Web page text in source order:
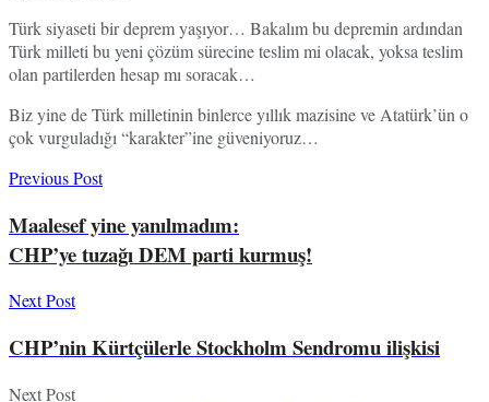
Türk siyaseti bir deprem yaşıyor… Bakalım bu depremin ardından
Türk milleti bu yeni çözüm sürecine teslim mi olacak, yoksa teslim
olan partilerden hesap mı soracak…
Biz yine de Türk milletinin binlerce yıllık mazisine ve Atatürk’ün o
çok vurguladığı “karakter”ine güveniyoruz…
Previous Post
Maalesef yine yanılmadım:
CHP’ye tuzağı DEM parti kurmuş!
Next Post
CHP’nin Kürtçülerle Stockholm Sendromu ilişkisi
Next Post